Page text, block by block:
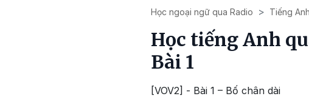
Học ngoại ngữ qua Radio Tiếng Anh
Học tiếng Anh
Bài 1
[VOV2] - Bài 1 – Bố chân dài